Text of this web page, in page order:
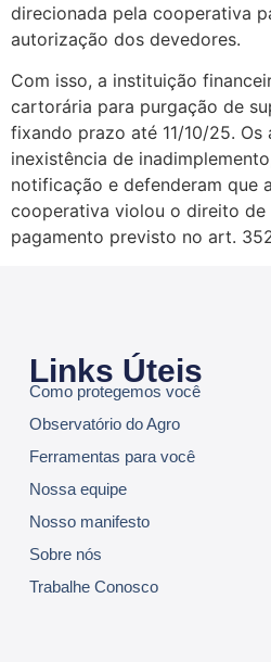
direcionada pela cooperativa
autorização dos devedores.
Com isso, a instituição
cartorária para purgação de
fixando prazo até 11/10/25. Os
inexistência de
notificação e defenderam que
cooperativa violou o direito de
pagamento previsto no art.
Links Úteis
Como protegemos você
Observatório do Agro
Ferramentas para você
Nossa equipe
Nosso manifesto
Sobre nós
Trabalhe Conosco